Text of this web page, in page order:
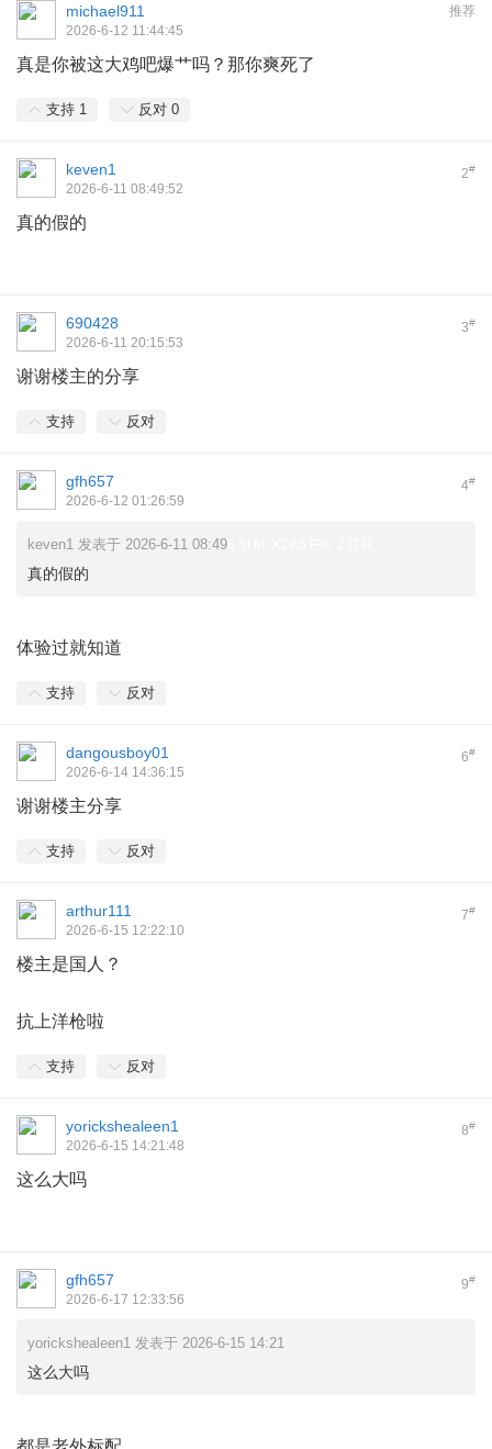
推荐
michael911
2026-6-12 11:44:45
真是你被这大鸡吧爆艹吗？那你爽死了
支持 1 反对 0
2#
keven1
2026-6-11 08:49:52
真的假的
3#
690428
2026-6-11 20:15:53
谢谢楼主的分享
支持 反对
4#
gfh657
2026-6-12 01:26:59
keven1 发表于 2026-6-11 08:49
真的假的
体验过就知道
支持 反对
6#
dangousboy01
2026-6-14 14:36:15
谢谢楼主分享
支持 反对
7#
arthur111
2026-6-15 12:22:10
楼主是国人？
抗上洋枪啦
支持 反对
8#
yorickshealeen1
2026-6-15 14:21:48
这么大吗
9#
gfh657
2026-6-17 12:33:56
yorickshealeen1 发表于 2026-6-15 14:21
这么大吗